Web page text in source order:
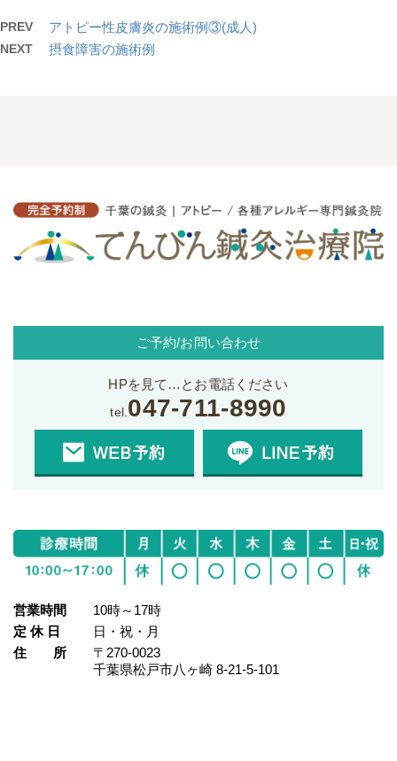
PREV アトピー性皮膚炎の施術例③(成人)
NEXT 摂食障害の施術例
営業時間
10時～17時
定 休 日
日・祝・月
住 所
〒270-0023
千葉県松戸市八ヶ崎 8‐21‐5‐101
ご予約/お問い合わせ
HPを見て…とお電話ください
tel.047-711-8990